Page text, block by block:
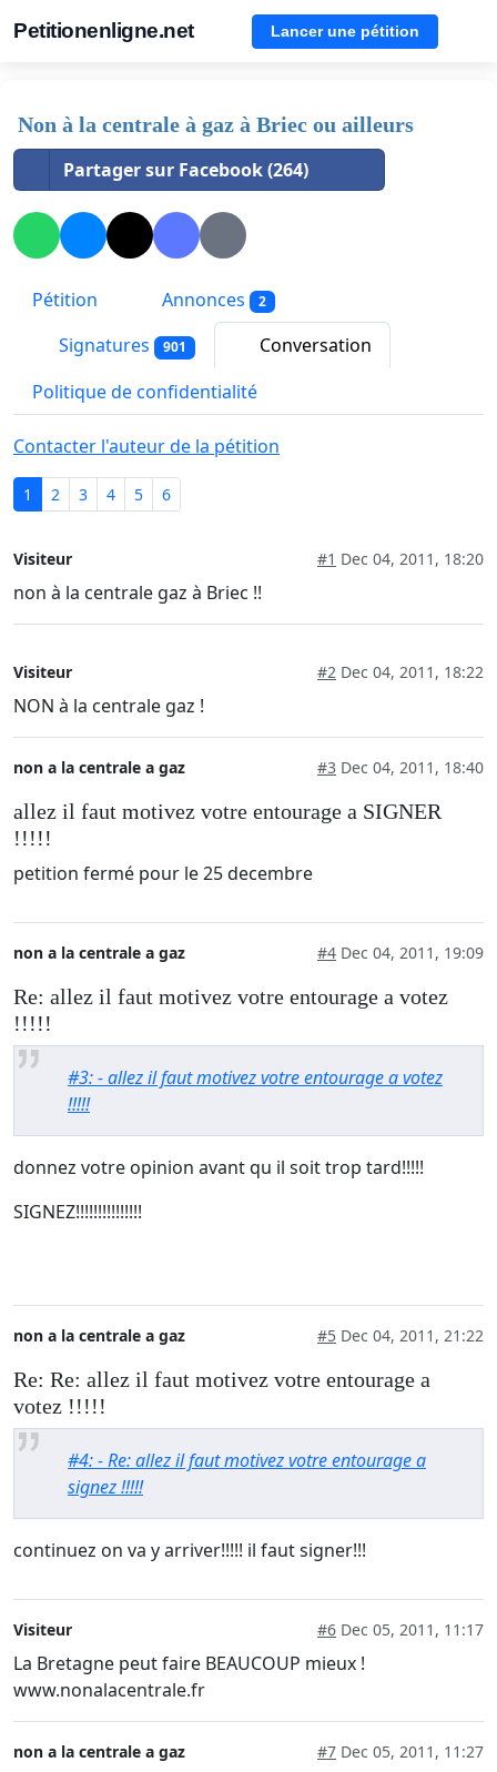
Petitionenligne.net Lancer une pétition
Non à la centrale à gaz à Briec ou ailleurs
Partager sur Facebook (264)
Pétition Annonces 2
Signatures 901
Conversation
Politique de confidentialité
Contacter l'auteur de la pétition
1 2 3 4 5 6
Visiteur #1 Dec 04, 2011, 18:20
non à la centrale gaz à Briec !!
Visiteur #2 Dec 04, 2011, 18:22
NON à la centrale gaz !
non a la centrale a gaz #3 Dec 04, 2011, 18:40
allez il faut motivez votre entourage a SIGNER
!!!!!
petition fermé pour le 25 decembre
non a la centrale a gaz #4 Dec 04, 2011, 19:09
Re: allez il faut motivez votre entourage a votez
!!!!!
#3: - allez il faut motivez votre entourage a votez
!!!!!
donnez votre opinion avant qu il soit trop tard!!!!!
SIGNEZ!!!!!!!!!!!!!!!
non a la centrale a gaz #5 Dec 04, 2011, 21:22
Re: Re: allez il faut motivez votre entourage a
votez !!!!!
#4: - Re: allez il faut motivez votre entourage a
signez !!!!!
continuez on va y arriver!!!!! il faut signer!!!
Visiteur #6 Dec 05, 2011, 11:17
La Bretagne peut faire BEAUCOUP mieux !
www.nonalacentrale.fr
non a la centrale a gaz #7 Dec 05, 2011, 11:27